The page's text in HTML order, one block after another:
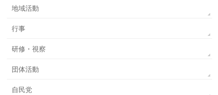
地域活動
行事
研修・視察
団体活動
自民党